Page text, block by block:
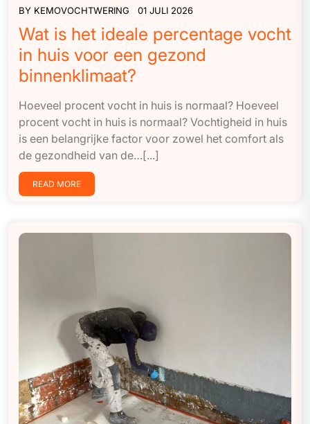
BY KEMOVOCHTWERING 01 JULI 2026
Wat is het ideale percentage vocht
in huis voor een gezond
binnenklimaat?
Hoeveel procent vocht in huis is normaal? Hoeveel
procent vocht in huis is normaal? Vochtigheid in huis
is een belangrijke factor voor zowel het comfort als
de gezondheid van de…[...]
READ MORE